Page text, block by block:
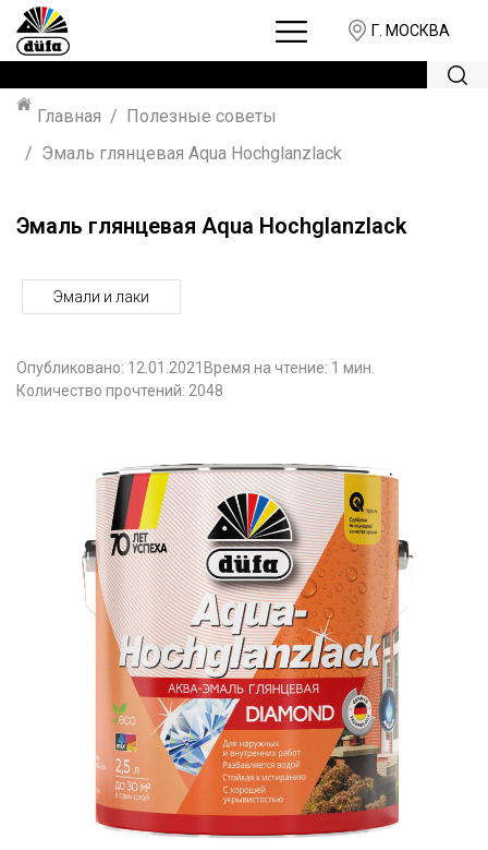
Г. МОСКВА
Главная
Полезные советы
Эмаль глянцевая Aqua Hochglanzlack
Эмаль глянцевая Aqua Hochglanzlack
Эмали и лаки
Опубликовано: 12.01.2021 Время на чтение: 1 мин.
Количество прочтений: 2048